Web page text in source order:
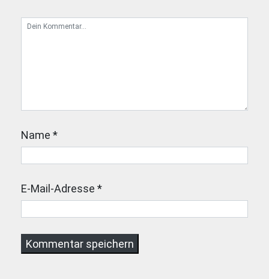
Name *
E-Mail-Adresse *